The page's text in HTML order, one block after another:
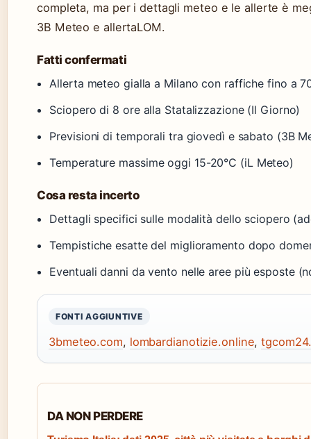
completa, ma per i dettagli meteo e le allerte è
3B Meteo e allertaLOM.
Fatti confermati
Allerta meteo gialla a Milano con raffiche fino a
Sciopero di 8 ore alla Statalizzazione (Il Giorno)
Previsioni di temporali tra giovedì e sabato (3B
Temperature massime oggi 15-20°C (iL Meteo)
Cosa resta incerto
Dettagli specifici sulle modalità dello sciopero
Tempistiche esatte del miglioramento dopo
Eventuali danni da vento nelle aree più esposte
FONTI AGGIUNTIVE
3bmeteo.com, lombardianotizie.online,
DA NON PERDERE